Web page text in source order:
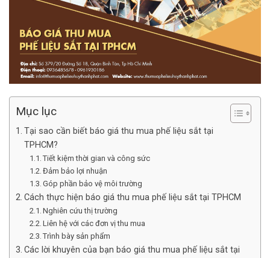
Mục lục
Tại sao cần biết báo giá thu mua phế liệu sắt tại
TPHCM?
Tiết kiệm thời gian và công sức
Đảm bảo lợi nhuận
Góp phần bảo vệ môi trường
Cách thực hiện báo giá thu mua phế liệu sắt tại TPHCM
Nghiên cứu thị trường
Liên hệ với các đơn vị thu mua
Trình bày sản phẩm
Các lời khuyên của bạn báo giá thu mua phế liệu sắt tại